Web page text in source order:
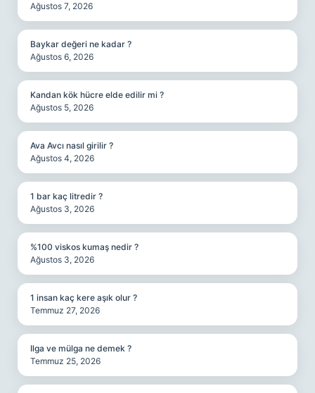
Ağustos 7, 2026
Baykar değeri ne kadar ?
Ağustos 6, 2026
Kandan kök hücre elde edilir mi ?
Ağustos 5, 2026
Ava Avcı nasıl girilir ?
Ağustos 4, 2026
1 bar kaç litredir ?
Ağustos 3, 2026
%100 viskos kumaş nedir ?
Ağustos 3, 2026
1 insan kaç kere aşık olur ?
Temmuz 27, 2026
Ilga ve mülga ne demek ?
Temmuz 25, 2026